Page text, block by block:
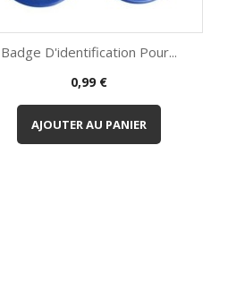
Aperçu rapide
Badge D'identification Pour...
Prix
0,99 €
AJOUTER AU PANIER